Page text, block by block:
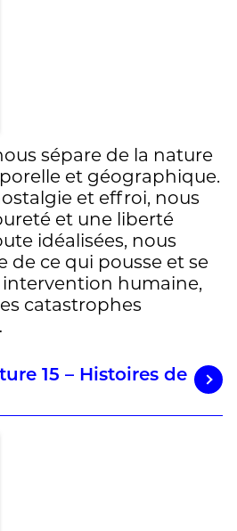
sépare de la nature
et géographique.
et effroi, nous
et une liberté
idéalisées, nous
de ce qui pousse et se
humaine,
catastrophes
15 – Histoires de